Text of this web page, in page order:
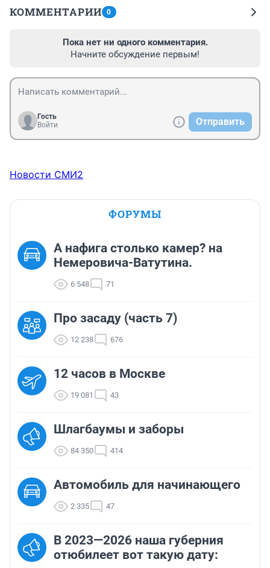
КОММЕНТАРИИ 0
Пока нет ни одного комментария.
Начните обсуждение первым!
Гость
Войти
Отправить
Новости СМИ2
ФОРУМЫ
А нафига столько камер? на
Немеровича-Ватутина.
6 548 71
Про засаду (часть 7)
12 238 676
12 часов в Москве
19 081 43
Шлагбаумы и заборы
84 350 414
Автомобиль для начинающего
2 335 47
В 2023—2026 наша губерния
отюбилеет вот такую дату: